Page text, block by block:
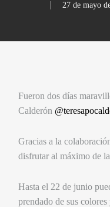
27 de mayo
Fueron dos días
Calderón
Gracias a la
disfrutar al máximo de
Hasta el 22 de junio
prendado de sus